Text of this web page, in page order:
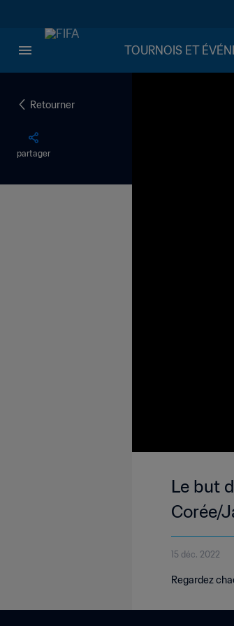
TOURNOIS ET
Retourner
partager
Le but
Corée/
15 déc. 2022
Regardez